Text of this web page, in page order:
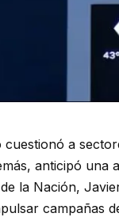
cuestionó a
anticipó una
la Nación,
campañas